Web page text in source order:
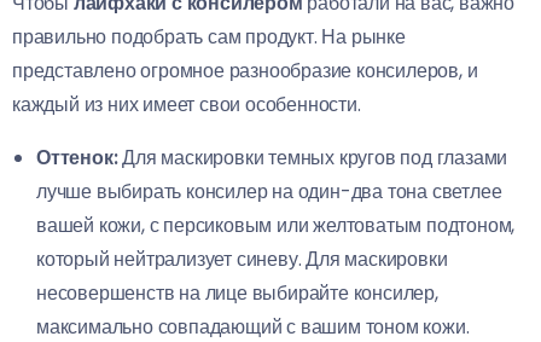
правильно подобрать сам продукт. На рынке
представлено огромное разнообразие консилеров, и
каждый из них имеет свои особенности.
Оттенок:Для маскировки темных кругов под глазами
лучше выбирать консилер на один-два тона светлее
вашей кожи, с персиковым или желтоватым подтоном,
который нейтрализует синеву. Для маскировки
несовершенств на лице выбирайте консилер,
максимально совпадающий с вашим тоном кожи.